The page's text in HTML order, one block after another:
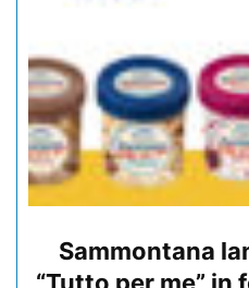
Sammontana
“Tutto per me” in